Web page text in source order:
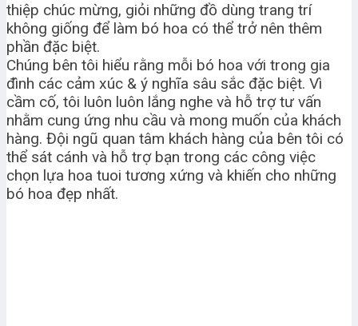
thiệp chúc mừng, giỏi những đồ dùng trang trí
không giống để làm bó hoa có thể trở nên thêm
phần đặc biệt.
Chúng bên tôi hiểu rằng mỗi bó hoa với trong gia
đình các cảm xúc & ý nghĩa sâu sắc đặc biệt. Vì
cầm cố, tôi luôn luôn lắng nghe và hỗ trợ tư vấn
nhằm cung ứng nhu cầu và mong muốn của khách
hàng. Đội ngũ quan tâm khách hàng của bên tôi có
thể sát cánh và hỗ trợ bạn trong các công việc
chọn lựa hoa tuoi tương xứng và khiến cho những
bó hoa đẹp nhất.